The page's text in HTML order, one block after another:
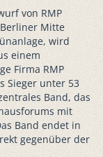
von RMP
Mitte
wird
einem
Firma RMP
Sieger unter 53
Band, das
mit
Band endet in
gegenüber der